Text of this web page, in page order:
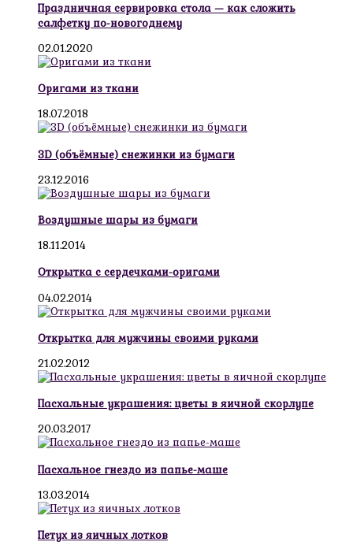
Праздничная сервировка стола — как сложить
салфетку по-новогоднему
02.01.2020
Оригами из ткани
18.07.2018
3D (объёмные) снежинки из бумаги
23.12.2016
Воздушные шары из бумаги
18.11.2014
Открытка с сердечками-оригами
04.02.2014
Открытка для мужчины своими руками
21.02.2012
Пасхальные украшения: цветы в яичной скорлупе
20.03.2017
Пасхальное гнездо из папье-маше
13.03.2014
Петух из яичных лотков